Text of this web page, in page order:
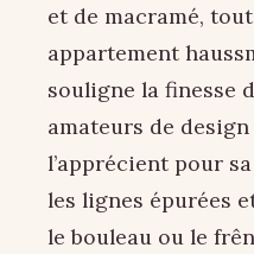
et de macramé,
appartement
souligne la finesse
amateurs de
l’apprécient pour
les lignes épurées
le bouleau ou le